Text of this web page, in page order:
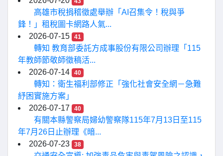
高雄市稅捐稽徵處舉辦「AI召集令！稅與爭
鋒！」租稅圖卡網路人氣...
2026-07-15
41
轉知 教育部委託方成事股份有限公司辦理「115
年教師節敬師徵稿活...
2026-07-14
40
轉知：衛生福利部修正「強化社會安全網－急難
紓困實施方案」
2026-07-17
40
有關本縣警察局婦幼警察隊115年7月13日至115
年7月26日止辦理《暗...
2026-07-23
38